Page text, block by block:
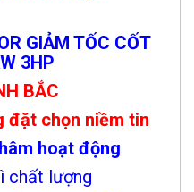
GIẢM TỐC CỐT
3HP
BẮC
chọn niềm tin
hoạt động
chất lượng